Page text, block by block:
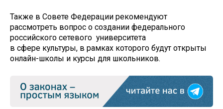
Также в Совете Федерации рекомендуют
рассмотреть вопрос о создании федерального
российского сетевого университета
в сфере культуры, в рамках которого будут открыты
онлайн-школы и курсы для школьников.